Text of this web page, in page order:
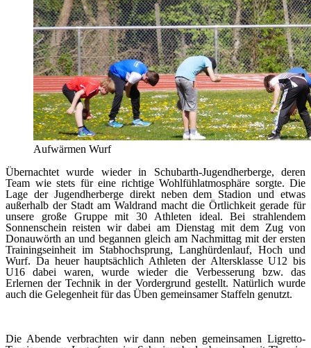
Aufwärmen Wurf
Übernachtet wurde wieder in Schubarth-Jugendherberge, deren
Team wie stets für eine richtige Wohlfühlatmosphäre sorgte. Die
Lage der Jugendherberge direkt neben dem Stadion und etwas
außerhalb der Stadt am Waldrand macht die Örtlichkeit gerade für
unsere große Gruppe mit 30 Athleten ideal. Bei strahlendem
Sonnenschein reisten wir dabei am Dienstag mit dem Zug von
Donauwörth an und begannen gleich am Nachmittag mit der ersten
Trainingseinheit im Stabhochsprung, Langhürdenlauf, Hoch und
Wurf. Da heuer hauptsächlich Athleten der Altersklasse U12 bis
U16 dabei waren, wurde wieder die Verbesserung bzw. das
Erlernen der Technik in der Vordergrund gestellt. Natürlich wurde
auch die Gelegenheit für das Üben gemeinsamer Staffeln genutzt.
Die Abende verbrachten wir dann neben gemeinsamen Ligretto-